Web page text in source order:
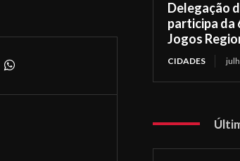
Delegação
participa da
Jogos
CIDADES